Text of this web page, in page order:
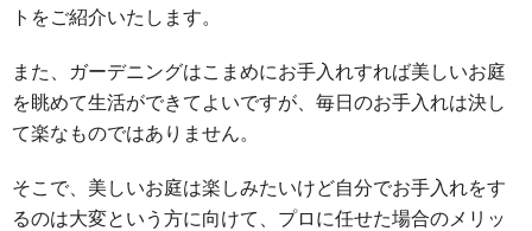
トをご紹介いたします。
また、ガーデニングはこまめにお手入れすれば美しいお庭
を眺めて生活ができてよいですが、毎日のお手入れは決し
て楽なものではありません。
そこで、美しいお庭は楽しみたいけど自分でお手入れをす
るのは大変という方に向けて、プロに任せた場合のメリッ